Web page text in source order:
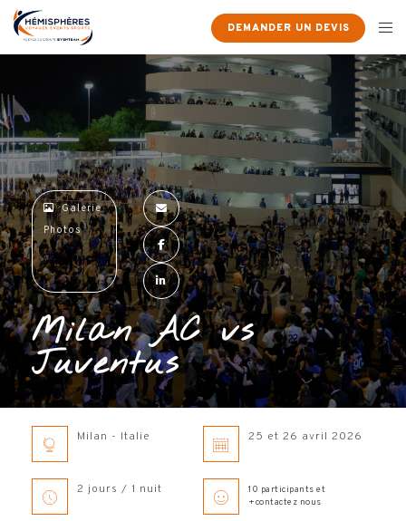
DEMANDER UN DEVIS
Galerie
Photos
Milan AC vs
Juventus
Milan - Italie 25 et 26 avril 2026
2 jours / 1 nuit
10 participants et
+contactez nous
×